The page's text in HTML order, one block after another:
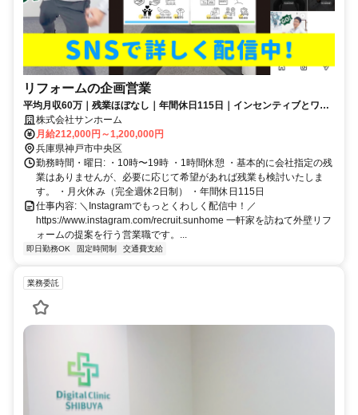
リフォームの企画営業
平均月収60万｜残業ほぼなし｜年間休日115日｜インセンティブとワー
クライフバランスを兼ね揃えた営業職
株式会社サンホーム
月給212,000円～1,200,000円
兵庫県神戸市中央区
勤務時間・曜日: ・10時〜19時 ・1時間休憩 ・基本的に会社指定の残
業はありませんが、必要に応じて希望があれば残業も検討いたしま
す。 ・月火休み（完全週休2日制） ・年間休日115日
仕事内容: ＼Instagramでもっとくわしく配信中！／
https://www.instagram.com/recruit.sunhome 一軒家を訪ねて外壁リフ
ォームの提案を行う営業職です。...
即日勤務OK 固定時間制 交通費支給
業務委託